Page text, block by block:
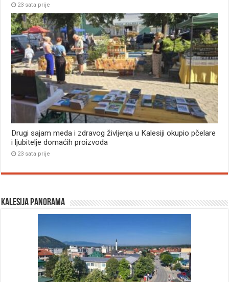
23 sata prije
Drugi sajam meda i zdravog življenja u Kalesiji okupio pčelare
i ljubitelje domaćih proizvoda
23 sata prije
Kalesija panorama